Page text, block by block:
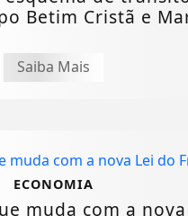
Betim Cristã e
Saiba Mais
ECONOMIA
muda com a